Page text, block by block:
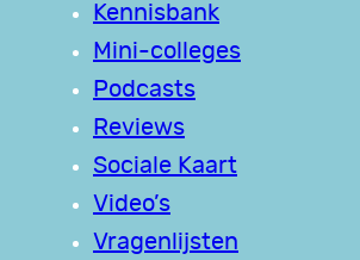
Kennisbank
Mini-colleges
Podcasts
Reviews
Sociale Kaart
Video’s
Vragenlijsten